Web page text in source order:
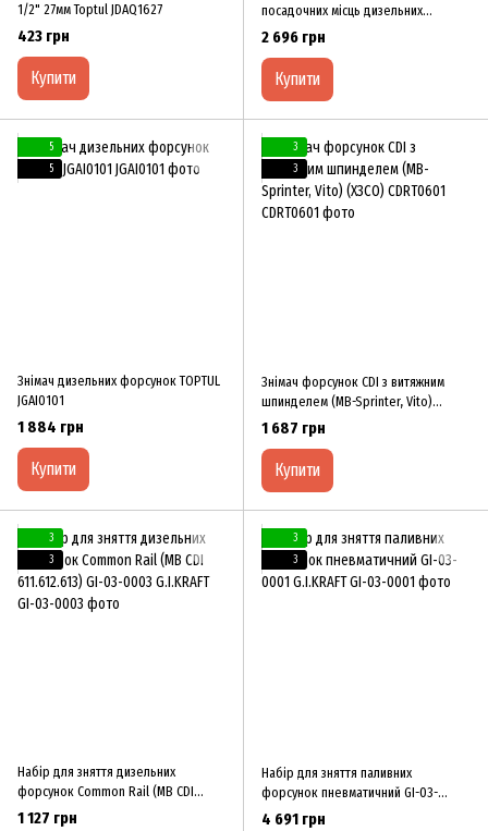
1/2" 27мм Toptul JDAQ1627
423 грн
Купити
посадочних місць дизельних
форсунок Toptul JGAI0704
2 696 грн
Купити
5
5
Знімач дизельних форсунок TOPTUL
JGAI0101
1 884 грн
Купити
3
3
Знімач форсунок CDI з витяжним
шпинделем (MB-Sprinter, Vito)
(ХЗСО) CDRT0601
1 687 грн
Купити
3
3
Набір для зняття дизельних
форсунок Common Rail (MB CDI
611.612.613) GI-03-0003 G.I.KRAFT
1 127 грн
3
3
Набір для зняття паливних
форсунок пневматичний GI-03-
0001 G.I.KRAFT
4 691 грн